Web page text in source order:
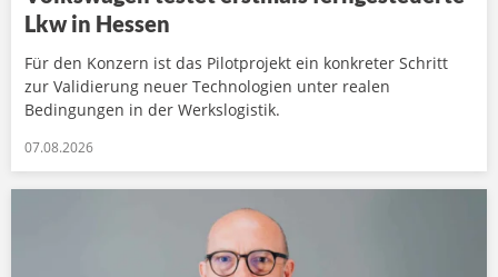
Lkw in Hessen
Für den Konzern ist das Pilotprojekt ein konkreter Schritt
zur Validierung neuer Technologien unter realen
Bedingungen in der Werkslogistik.
07.08.2026